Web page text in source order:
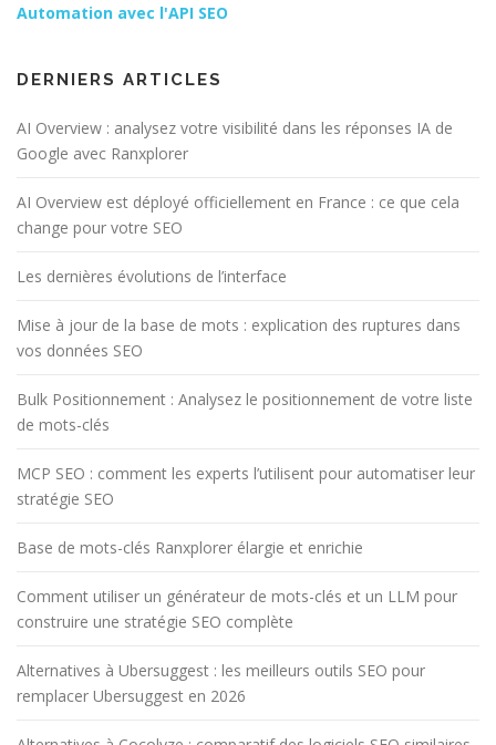
Automation avec l'API SEO
DERNIERS ARTICLES
AI Overview : analysez votre visibilité dans les réponses IA de
Google avec Ranxplorer
AI Overview est déployé officiellement en France : ce que cela
change pour votre SEO
Les dernières évolutions de l’interface
Mise à jour de la base de mots : explication des ruptures dans
vos données SEO
Bulk Positionnement : Analysez le positionnement de votre liste
de mots-clés
MCP SEO : comment les experts l’utilisent pour automatiser leur
stratégie SEO
Base de mots-clés Ranxplorer élargie et enrichie
Comment utiliser un générateur de mots-clés et un LLM pour
construire une stratégie SEO complète
Alternatives à Ubersuggest : les meilleurs outils SEO pour
remplacer Ubersuggest en 2026